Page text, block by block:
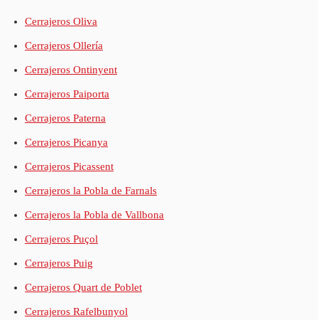
Cerrajeros Oliva
Cerrajeros Ollería
Cerrajeros Ontinyent
Cerrajeros Paiporta
Cerrajeros Paterna
Cerrajeros Picanya
Cerrajeros Picassent
Cerrajeros la Pobla de Farnals
Cerrajeros la Pobla de Vallbona
Cerrajeros Puçol
Cerrajeros Puig
Cerrajeros Quart de Poblet
Cerrajeros Rafelbunyol